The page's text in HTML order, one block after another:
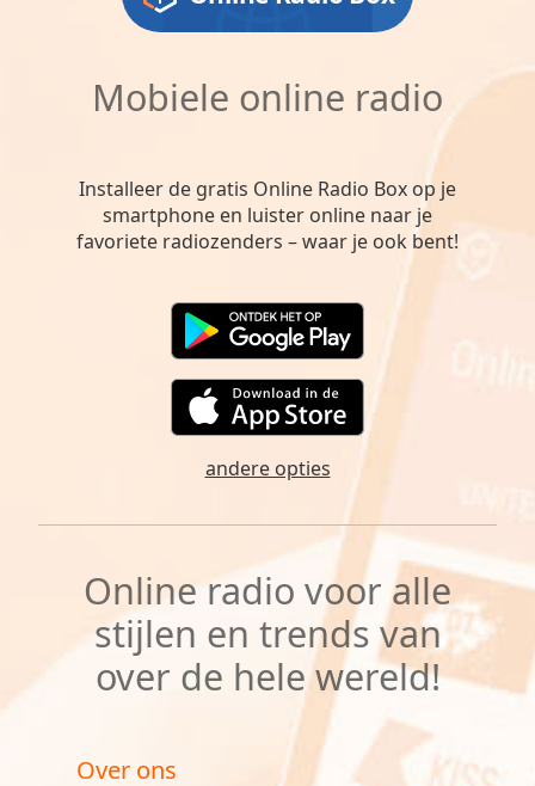
Mobiele online radio
Installeer de gratis Online Radio Box op je
smartphone en luister online naar je
favoriete radiozenders – waar je ook bent!
andere opties
Online radio voor alle
stijlen en trends van
over de hele wereld!
Over ons